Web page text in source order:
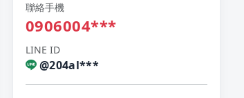
聯絡手機
0906004***
LINE ID
@204al***